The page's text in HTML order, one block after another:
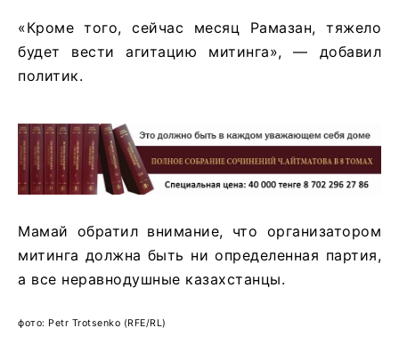
«Кроме того, сейчас месяц Рамазан, тяжело
будет вести агитацию митинга», — добавил
политик.
Мамай обратил внимание, что организатором
митинга должна быть ни определенная партия,
а все неравнодушные казахстанцы.
фото: Petr Trotsenko (RFE/RL)